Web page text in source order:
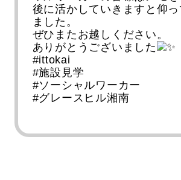
後に活かしていきますと仰
ました。
ぜひまたお越しください。
ありがとうございました
#ittokai
#施設見学
#ソーシャルワーカー
#グレースヒル湘南